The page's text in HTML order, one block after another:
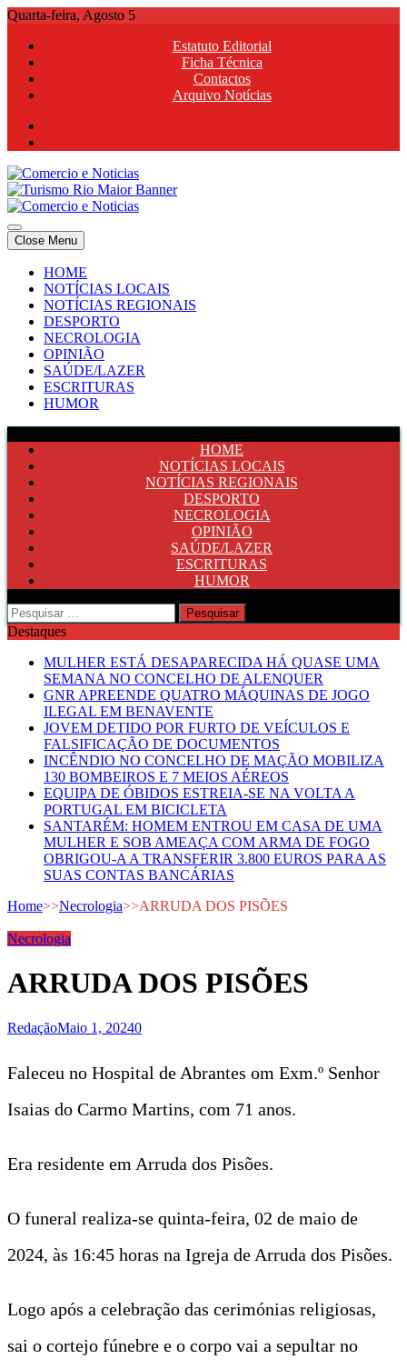
Skip
content
Quarta-feira, Agosto 5
Estatuto Editorial
Ficha Técnica
Contactos
Arquivo Notícias
Comercio e Noticias
Notícias e Publicidade Online
Comercio e Noticias
Notícias e Publicidade Online
Close Menu
HOME
NOTÍCIAS LOCAIS
NOTÍCIAS REGIONAIS
DESPORTO
NECROLOGIA
OPINIÃO
SAÚDE/LAZER
ESCRITURAS
HUMOR
HOME
NOTÍCIAS LOCAIS
NOTÍCIAS REGIONAIS
DESPORTO
NECROLOGIA
OPINIÃO
SAÚDE/LAZER
ESCRITURAS
HUMOR
Pesquisar
por:
Destaques
MULHER ESTÁ DESAPARECIDA HÁ QUASE UMA
SEMANA NO CONCELHO DE ALENQUER
GNR APREENDE QUATRO MÁQUINAS DE JOGO
ILEGAL EM BENAVENTE
JOVEM DETIDO POR FURTO DE VEÍCULOS E
FALSIFICAÇÃO DE DOCUMENTOS
INCÊNDIO NO CONCELHO DE MAÇÃO MOBILIZA
130 BOMBEIROS E 7 MEIOS AÉREOS
EQUIPA DE ÓBIDOS ESTREIA-SE NA VOLTA A
PORTUGAL EM BICICLETA
SANTARÉM: HOMEM ENTROU EM CASA DE UMA
MULHER E SOB AMEAÇA COM ARMA DE FOGO
OBRIGOU-A A TRANSFERIR 3.800 EUROS PARA AS
SUAS CONTAS BANCÁRIAS
Home>>Necrologia>>ARRUDA DOS PISÕES
Necrologia
ARRUDA DOS PISÕES
RedaçãoMaio 1, 20240
Faleceu no Hospital de Abrantes om Exm.º Senhor
Isaias do Carmo Martins, com 71 anos.
Era residente em Arruda dos Pisões.
O funeral realiza-se quinta-feira, 02 de maio de
2024, às 16:45 horas na Igreja de Arruda dos Pisões.
Logo após a celebração das cerimónias religiosas,
sai o cortejo fúnebre e o corpo vai a sepultar no